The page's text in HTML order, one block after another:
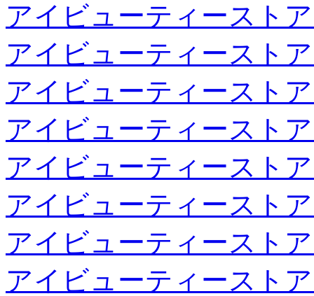
アイビューティースト
アイビューティースト
アイビューティースト
アイビューティースト
アイビューティースト
アイビューティースト
アイビューティースト
アイビューティースト